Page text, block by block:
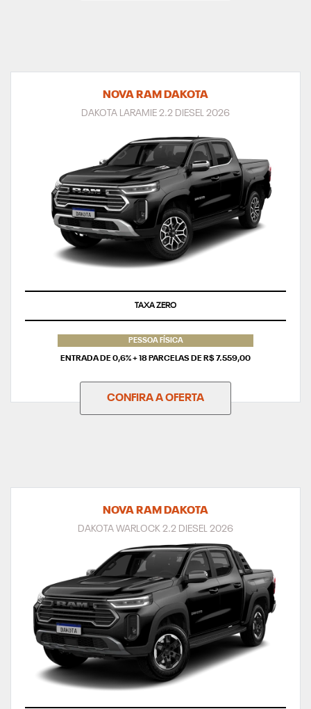
NOVA RAM DAKOTA
DAKOTA LARAMIE 2.2 DIESEL 2026
SUPERVALORIZAÇÃO DO SEU SEMINOVO
TAXA ZERO
PESSOA FÍSICA
ENTRADA DE 0,6% + 18 PARCELAS DE R$ 7.559,00
CONFIRA A OFERTA
NOVA RAM DAKOTA
DAKOTA WARLOCK 2.2 DIESEL 2026